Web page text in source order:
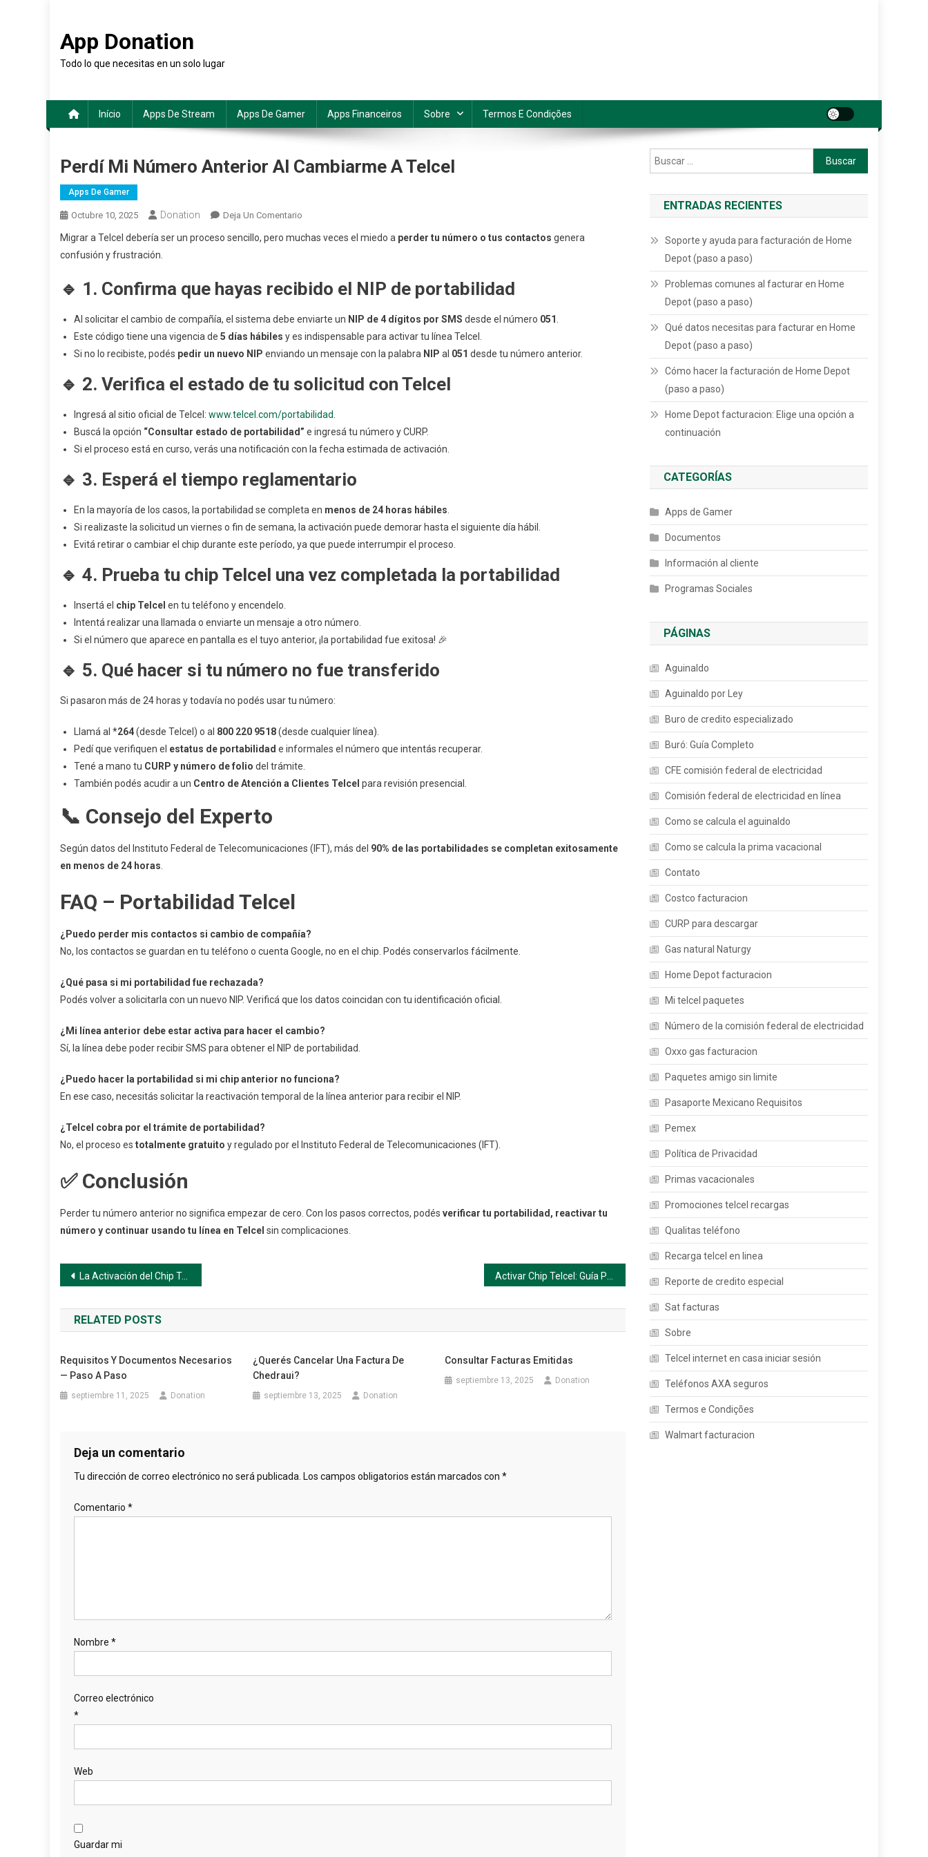
contenido
App Donation
Todo lo que necesitas en un solo lugar
Início Apps De Stream Apps De Gamer Apps Financeiros Sobre Termos E Condições
Perdí Mi Número Anterior Al Cambiarme A Telcel
Apps De Gamer
Octubre 10, 2025 Donation Deja Un Comentario
Al
A
Telcel
Migrar a Telcel debería ser un proceso sencillo, pero muchas veces el miedo a perder tu número o tus contactos genera
confusión y frustración.
🔹 1. Confirma que hayas recibido el NIP de portabilidad
Al solicitar el cambio de compañía, el sistema debe enviarte un NIP de 4 dígitos por SMS desde el número 051
Este código tiene una vigencia de 5 días hábiles y es indispensable para activar tu línea Telcel.
Si no lo recibiste, podés pedir un nuevo NIP enviando un mensaje con la palabra NIP al 051 desde tu número anterior.
🔹 2. Verifica el estado de tu solicitud con Telcel
Ingresá al sitio oficial de Telcel: www.telcel.com/portabilidad
Buscá la opción “Consultar estado de portabilidad” e ingresá tu número y CURP.
Si el proceso está en curso, verás una notificación con la fecha estimada de activación.
🔹 3. Esperá el tiempo reglamentario
En la mayoría de los casos, la portabilidad se completa en menos de 24 horas hábiles
Si realizaste la solicitud un viernes o fin de semana, la activación puede demorar hasta el siguiente día hábil.
Evitá retirar o cambiar el chip durante este período, ya que puede interrumpir el proceso.
🔹 4. Prueba tu chip Telcel una vez completada la portabilidad
Insertá el chip Telcel en tu teléfono y encendelo.
Intentá realizar una llamada o enviarte un mensaje a otro número.
Si el número que aparece en pantalla es el tuyo anterior, ¡la portabilidad fue exitosa! 🎉
🔹 5. Qué hacer si tu número no fue transferido
Si pasaron más de 24 horas y todavía no podés usar tu número:
Llamá al *264(desde Telcel) o al 800 220 9518(desde cualquier línea).
Pedí que verifiquen el estatus de portabilidad e informales el número que intentás recuperar.
Tené a mano tu CURP y número de folio del trámite.
También podés acudir a un Centro de Atención a Clientes Telcel para revisión presencial.
📞 Consejo del Experto
Según datos del Instituto Federal de Telecomunicaciones (IFT), más del 90% de las portabilidades se completan exitosamente
en menos de 24 horas
FAQ – Portabilidad Telcel
¿Puedo perder mis contactos si cambio de compañía?
No, los contactos se guardan en tu teléfono o cuenta Google, no en el chip. Podés conservarlos fácilmente.
¿Qué pasa si mi portabilidad fue rechazada?
Podés volver a solicitarla con un nuevo NIP. Verificá que los datos coincidan con tu identificación oficial.
¿Mi línea anterior debe estar activa para hacer el cambio?
Sí, la línea debe poder recibir SMS para obtener el NIP de portabilidad.
¿Puedo hacer la portabilidad si mi chip anterior no funciona?
En ese caso, necesitás solicitar la reactivación temporal de la línea anterior para recibir el NIP.
¿Telcel cobra por el trámite de portabilidad?
No, el proceso es totalmente gratuito y regulado por el Instituto Federal de Telecomunicaciones (IFT).
✅ Conclusión
Perder tu número anterior no significa empezar de cero. Con los pasos correctos, podés verificar tu portabilidad, reactivar tu
número y continuar usando tu línea en Telcel sin complicaciones.
Navegación
de
entradas
La Activación del Chip Telcel Tarda Demasiado
RELATED POSTS
Requisitos Y Documentos Necesarios
— Paso A Paso
septiembre 11, 2025 Donation
¿Querés Cancelar Una Factura De
Chedraui?
septiembre 13, 2025 Donation
Consultar Facturas Emitidas
septiembre 13, 2025 Donation
Deja un comentario
Tu dirección de correo electrónico no será publicada. Los campos obligatorios están marcados con *
Comentario *
Nombre *
Correo electrónico
*
Web
Guardar mi
Buscar:
ENTRADAS RECIENTES
Soporte y ayuda para facturación de Home
Depot (paso a paso)
Problemas comunes al facturar en Home
Depot (paso a paso)
Qué datos necesitas para facturar en Home
Depot (paso a paso)
Cómo hacer la facturación de Home Depot
(paso a paso)
Home Depot facturacion: Elige una opción a
continuación
CATEGORÍAS
Apps de Gamer
Documentos
Información al cliente
Programas Sociales
PÁGINAS
Aguinaldo
Aguinaldo por Ley
Buro de credito especializado
Buró: Guía Completo
CFE comisión federal de electricidad
Comisión federal de electricidad en línea
Como se calcula el aguinaldo
Como se calcula la prima vacacional
Contato
Costco facturacion
CURP para descargar
Gas natural Naturgy
Home Depot facturacion
Mi telcel paquetes
Número de la comisión federal de electricidad
Oxxo gas facturacion
Paquetes amigo sin limite
Pasaporte Mexicano Requisitos
Pemex
Política de Privacidad
Primas vacacionales
Promociones telcel recargas
Qualitas teléfono
Recarga telcel en linea
Reporte de credito especial
Sat facturas
Sobre
Telcel internet en casa iniciar sesión
Teléfonos AXA seguros
Termos e Condições
Walmart facturacion